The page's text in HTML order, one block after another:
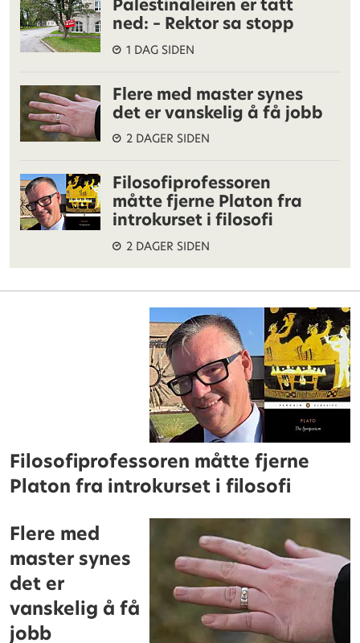
Palestinaleiren er tatt
ned: – Rektor sa stopp
1 DAG SIDEN
Flere med master synes
det er vanskelig å få jobb
2 DAGER SIDEN
Filosofiprofessoren
måtte fjerne Platon fra
introkurset i filosofi
2 DAGER SIDEN
Filosofiprofessoren måtte fjerne
Platon fra introkurset i filosofi
Flere med
master synes
det er
vanskelig å få
jobb